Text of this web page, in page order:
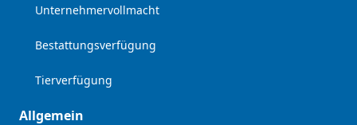
Unternehmervollmacht
Bestattungsverfügung
Tierverfügung
Allgemein